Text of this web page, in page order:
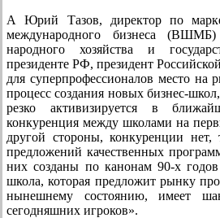
А Юрий Тазов, директор по
международного бизнеса (ВШМБ)
народного хозяйства и
президенте РФ, президент
для суперпрофессионалов место на
процесс создания новых бизнес-
резко активизируется в
конкуренция между школами на
другой стороны, конкуренции
предложений качественных
них созданы по канонам 90-х
школа, которая предложит рынку
нынешнему состоянию, имеет
сегодняшних игроков».